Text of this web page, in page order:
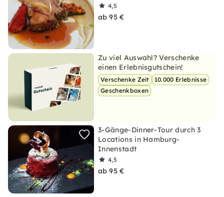
4,5
ab 95 €
Zu viel Auswahl? Verschenke
einen Erlebnisgutschein!
Verschenke Zeit
10.000 Erlebnisse
Geschenkboxen
3-Gänge-Dinner-Tour durch 3
Locations in Hamburg-
Innenstadt
4,5
ab 95 €